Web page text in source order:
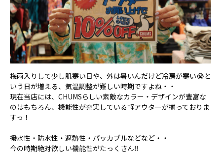
梅雨入りして少し肌寒い日や、外は暑いんだけど冷房が寒い😭と
いう日が増える、気温調整が難しい時期ですよね・・
現在当店には、CHUMSらしい素敵なカラー・デザインが豊富な
のはもちろん、機能性が充実している軽アウターが揃っておりま
すっ！
撥水性・防水性・遮熱性・パッカブルなどなど・・
今の時期絶対欲しい機能性がたっくさん‼